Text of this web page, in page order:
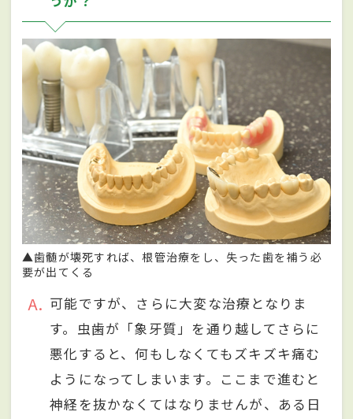
▲歯髄が壊死すれば、根管治療をし、失った歯を補う必
要が出てくる
A
可能ですが、さらに大変な治療となりま
す。虫歯が「象牙質」を通り越してさらに
悪化すると、何もしなくてもズキズキ痛む
ようになってしまいます。ここまで進むと
神経を抜かなくてはなりませんが、ある日